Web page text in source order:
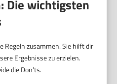
Die wichtigsten
Regeln zusammen. Sie hilft dir
Ergebnisse zu erzielen.
die Don’ts.